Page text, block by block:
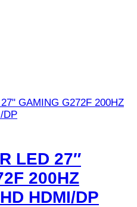
LED 27″
200HZ
HDMI/DP